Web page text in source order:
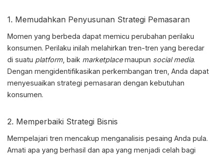
1. Memudahkan Penyusunan Strategi Pemasaran
Momen yang berbeda dapat memicu perubahan perilaku
konsumen. Perilaku inilah melahirkan tren-tren yang beredar
di suatu platform , baik marketplacemaupun social media.
Dengan mengidentifikasikan perkembangan tren, Anda dapat
menyesuaikan strategi pemasaran dengan kebutuhan
konsumen.
2. Memperbaiki Strategi Bisnis
Mempelajari tren mencakup menganalisis pesaing Anda pula.
Amati apa yang berhasil dan apa yang menjadi celah bagi